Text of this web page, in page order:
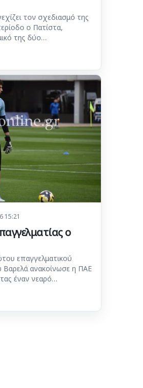
τον σχεδιασμό της
ο Πατίστα,
της δύο…
15:21
ο
επαγγελματικού
Βαρελά ανακοίνωσε η ΠΑΕ
έναν νεαρό…